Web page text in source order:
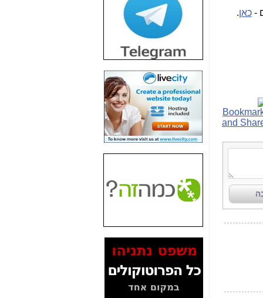
-כאן.
חשיפת מה שלא
רוצים שתדעו בעניין
פריסת אנלימיטד
(בניחוח בלתי נסבל) -
כאן
חשיפה: איוב קרא
אישר לקבוצת סלקום
בדיוק מה שביבי אישר
כאן
האם השר איוב קרא
היה צריך בכלל לחתום
על האישור, שנתן
האם ביבי וקרא קבלו
בכלל תמורה עבור
המסמכים בנושא בזק-
Yes (תיק 4000)
מוכיחים "תפירת תיק"
לאיש הלא נכון! -כאן
עובדות ומסמכים